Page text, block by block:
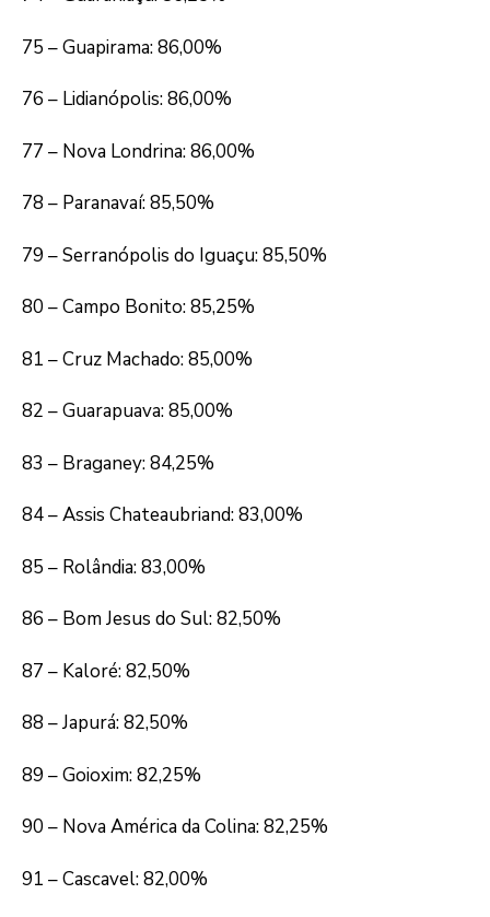
75 – Guapirama: 86,00%
76 – Lidianópolis: 86,00%
77 – Nova Londrina: 86,00%
78 – Paranavaí: 85,50%
79 – Serranópolis do Iguaçu: 85,50%
80 – Campo Bonito: 85,25%
81 – Cruz Machado: 85,00%
82 – Guarapuava: 85,00%
83 – Braganey: 84,25%
84 – Assis Chateaubriand: 83,00%
85 – Rolândia: 83,00%
86 – Bom Jesus do Sul: 82,50%
87 – Kaloré: 82,50%
88 – Japurá: 82,50%
89 – Goioxim: 82,25%
90 – Nova América da Colina: 82,25%
91 – Cascavel: 82,00%